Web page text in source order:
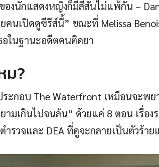
องนักแสดงหญิงก็มีสีสันไม่แพ้กัน –
คนเปิดดูซีรีส์นี้” ขณะที่ Melissa
อในฐานะอดีตคนติดยา
ม?
ระกอบ The Waterfront เหมือนจะพ
ามเกินไปจนล้น” ด้วยแค่ 8 ตอน เรื่อ
ำรวจและ DEA ที่ดูจะกลายเป็นตัวร้าย